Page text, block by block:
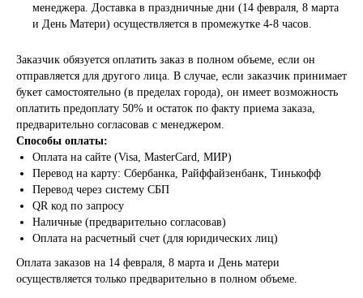
менеджера. Доставка в праздничные дни (14 февраля, 8 марта
и День Матери) осуществляется в промежутке 4-8 часов.
Заказчик обязуется оплатить заказ в полном объеме, если он
отправляется для другого лица. В случае, если заказчик принимает
букет самостоятельно (в пределах города), он имеет возможность
оплатить предоплату 50% и остаток по факту приема заказа,
предварительно согласовав с менеджером.
Способы оплаты:
Оплата на сайте (Visa, MasterCard, МИР)
Перевод на карту: Сбербанка, Райффайзенбанк, Тинькофф
Перевод через систему СБП
QR код по запросу
Наличные (предварительно согласовав)
Оплата на расчетный счет (для юридических лиц)
Оплата заказов на 14 февраля, 8 марта и День матери
осуществляется только предварительно в полном объеме.